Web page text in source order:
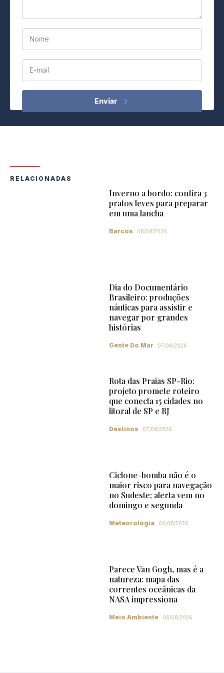
Nome
E-mail
RELACIONADAS
Inverno a bordo: confira 3
pratos leves para preparar
em uma lancha
Barcos 08/08/2026
Dia do Documentário
Brasileiro: produções
náuticas para assistir e
navegar por grandes
histórias
Gente Do Mar 07/08/2026
Rota das Praias SP-Rio:
projeto promete roteiro
que conecta 15 cidades no
litoral de SP e RJ
Destinos 07/08/2026
Ciclone-bomba não é o
maior risco para navegação
no Sudeste; alerta vem no
domingo e segunda
Meteorologia 06/08/2026
Parece Van Gogh, mas é a
natureza: mapa das
correntes oceânicas da
NASA impressiona
Meio Ambiente 06/08/2026